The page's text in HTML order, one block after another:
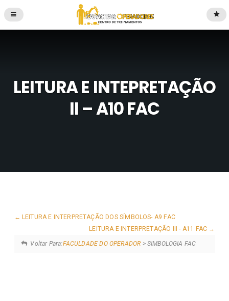
LEITURA E INTEPRETAÇÃO
II – A10 FAC
LEITURA E INTERPRETAÇÃO DOS SÍMBOLOS- A9 FAC
LEITURA E INTERPRETAÇÃO III - A11 FAC
Voltar Para:FACULDADE DO OPERADOR > SIMBOLOGIA FAC